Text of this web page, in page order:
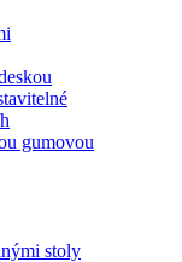
gumovou
stoly